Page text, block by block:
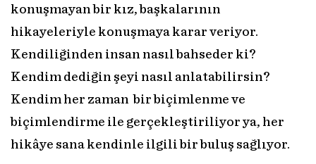
konuşmayan bir kız, başkalarının
hikayeleriyle konuşmaya karar veriyor.
Kendiliğinden insan nasıl bahseder ki?
Kendim dediğin şeyi nasıl anlatabilirsin?
Kendim her zaman bir biçimlenme ve
biçimlendirme ile gerçekleştiriliyor ya, her
hikâye sana kendinle ilgili bir buluş sağlıyor.